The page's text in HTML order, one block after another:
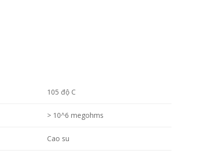
105 độ C
> 10^6 megohms
Cao su